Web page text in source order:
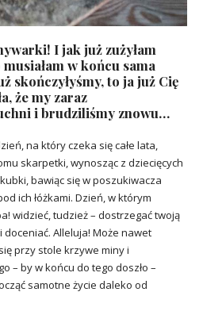
I jak już zużyłam
w końcu sama
skończyłyśmy, to ja już Cię
że my zaraz
i brudziliśmy znowu…
na który czeka się całe lata,
skarpetki, wynosząc z dziecięcych
bawiąc się w poszukiwacza
ich łóżkami. Dzień, w którym
widzieć, tudzież – dostrzegać twoją
doceniać. Alleluja! Może nawet
przy stole krzywe miny i
– by w końcu do tego doszło –
samotne życie daleko od